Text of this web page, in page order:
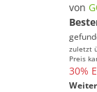
von
zuletzt
Preis
30%